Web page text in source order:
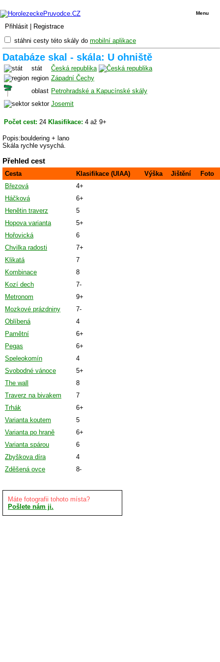
Přihlásit Registrace
Menu
stáhni cesty této skály do mobilní aplikace
Databáze skal - skála: U ohniště
stát
Česká republika
region Západní Čechy
oblast Petrohradské a Kapucínské skály
sektor Josemit
Počet cest: 24 Klasifikace: 4 až 9+
Popis:bouldering + lano
Skála rychle vysychá.
Přehled cest
Cesta Klasifikace (UIAA) Výška Jištění
Foto
Březová
4+
Háčková
6+
Henětin traverz
5
Hopova varianta
5+
Hořovická
6
Chvilka radosti
7+
Klikatá
7
Kombinace
8
Kozí dech
7-
Metronom
9+
Mozkové prázdniny
7-
Oblíbená
4
Pamětní
6+
Pegas
6+
Speleokomín
4
Svobodné vánoce
5+
The wall
8
Traverz na bivakem
7
Trhák
6+
Varianta koutem
5
Varianta po hraně
6+
Varianta spárou
6
Zbyškova díra
4
Zděšená ovce
8-
Máte fotografii tohoto místa?
Pošlete nám ji.